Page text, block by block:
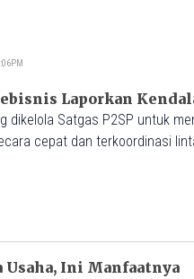
Laporkan
Satgas P2SP untuk
cepat dan terkoordinasi
Usaha, Ini Manfaatnya